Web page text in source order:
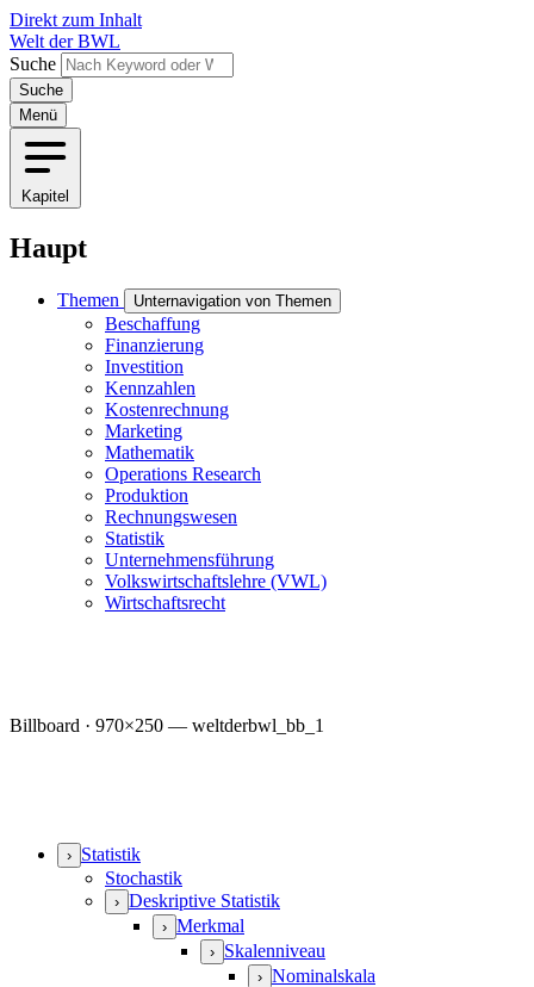
Direkt zum Inhalt
Welt der BWL
Suche
Menü
Kapitel
Haupt
Themen Unternavigation von Themen
Beschaffung
Finanzierung
Investition
Kennzahlen
Kostenrechnung
Marketing
Mathematik
Operations Research
Produktion
Rechnungswesen
Statistik
Unternehmensführung
Volkswirtschaftslehre (VWL)
Wirtschaftsrecht
Billboard · 970×250 — weltderbwl_bb_1
› Statistik
Stochastik
› Deskriptive Statistik
› Merkmal
› Skalenniveau
› Nominalskala